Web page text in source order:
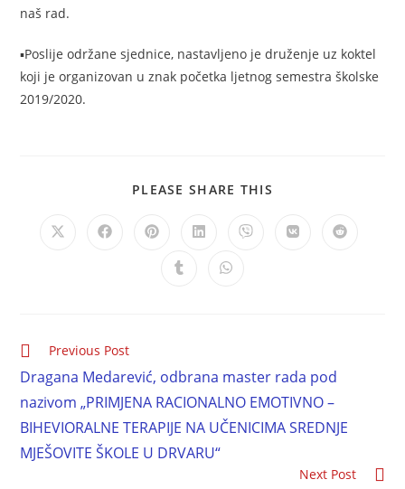
naš rad.
▪️Poslije održane sjednice, nastavljeno je druženje uz koktel
koji je organizovan u znak početka ljetnog semestra školske
2019/2020.
PLEASE SHARE THIS
Previous Post
Dragana Medarević, odbrana master rada pod
nazivom „PRIMJENA RACIONALNO EMOTIVNO –
BIHEVIORALNE TERAPIJE NA UČENICIMA SREDNJE
MJEŠOVITE ŠKOLE U DRVARU“
Next Post